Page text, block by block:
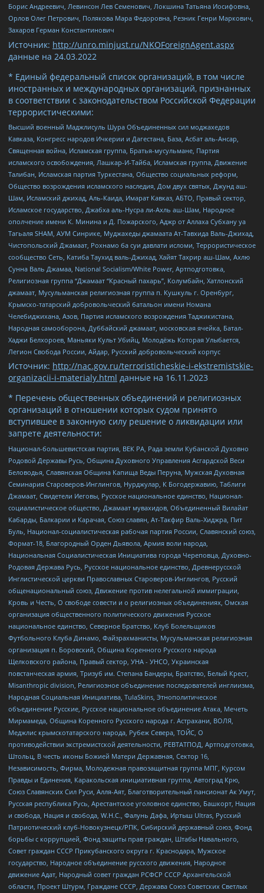
Борис Андреевич, Левинсон Лев Семенович, Локшина Татьяна Иосифовна,
Орлов Олег Петрович, Полякова Мара Федоровна, Резник Генри Маркович,
Захаров Герман Константинович
Источник: http://unro.minjust.ru/NKOForeignAgent.aspx
данные на 24.03.2022
* Единый федеральный список организаций, в том числе
иностранных и международных организаций, признанных
в соответствии с законодательством Российской Федерации
террористическими:
Высший военный Маджлисуль Шура Объединенных сил моджахедов
Кавказа, Конгресс народов Ичкерии и Дагестана, База, Асбат аль-Ансар,
Священная война, Исламская группа, Братья-мусульмане, Партия
исламского освобождения, Лашкар-И-Тайба, Исламская группа, Движение
Талибан, Исламская партия Туркестана, Общество социальных реформ,
Общество возрождения исламского наследия, Дом двух святых, Джунд аш-
Шам, Исламский джихад, Аль-Каида, Имарат Кавказ, АБТО, Правый сектор,
Исламское государство, Джабха аль-Нусра ли-Ахль аш-Шам, Народное
ополчение имени К. Минина и Д. Пожарского, Аджр от Аллаха Субхану уа
Тагьаля SHAM, АУМ Синрике, Муджахеды джамаата Ат-Тавхида Валь-Джихад,
Чистопольский Джамаат, Рохнамо ба суи давлати исломи, Террористическое
сообщество Сеть, Катиба Таухид валь-Джихад, Хайят Тахрир аш-Шам, Ахлю
Сунна Валь Джамаа, National Socialism/White Power, Артподготовка,
Религиозная группа “Джамаат “Красный пахарь”, Колумбайн, Хатлонский
джамаат, Мусульманская религиозная группа п. Кушкуль г. Оренбург,
Крымско-татарский добровольческий батальон имени Номана
Челебиджихана, Азов, Партия исламского возрождения Таджикистана,
Народная самооборона, Дуббайский джамаат, московская ячейка, Батал-
Хаджи Белхороев, Маньяки Культ Убийц, Молодёжь Которая Улыбается,
Легион Свобода России, Айдар, Русский добровольческий корпус
Источник: http://nac.gov.ru/terroristicheskie-i-ekstremistskie-
organizacii-i-materialy.html данные на 16.11.2023
* Перечень общественных объединений и религиозных
организаций в отношении которых судом принято
вступившее в законную силу решение о ликвидации или
запрете деятельности:
Национал-большевистская партия, ВЕК РА, Рада земли Кубанской Духовно
Родовой Державы Русь, Община Духовного Управления Асгардской Веси
Беловодья, Славянская Община Капища Веды Перуна, Мужская Духовная
Семинария Староверов-Инглингов, Нурджулар, К Богодержавию, Таблиги
Джамаат, Свидетели Иеговы, Русское национальное единство, Национал-
социалистическое общество, Джамаат мувахидов, Объединенный Вилайат
Кабарды, Балкарии и Карачая, Союз славян, Ат-Такфир Валь-Хиджра, Пит
Буль, Национал-социалистическая рабочая партия России, Славянский союз,
Формат-18, Благородный Орден Дьявола, Армия воли народа,
Национальная Социалистическая Инициатива города Череповца, Духовно-
Родовая Держава Русь, Русское национальное единство, Древнерусской
Инглистической церкви Православных Староверов-Инглингов, Русский
общенациональный союз, Движение против нелегальной иммиграции,
Кровь и Честь, О свободе совести и о религиозных объединениях, Омская
организация общественного политического движения Русское
национальное единство, Северное Братство, Клуб Болельщиков
Футбольного Клуба Динамо, Файзрахманисты, Мусульманская религиозная
организация п. Боровский, Община Коренного Русского народа
Щелковского района, Правый сектор, УНА - УНСО, Украинская
повстанческая армия, Тризуб им. Степана Бандеры, Братство, Белый Крест,
Misanthropic division, Религиозное объединение последователей инглиизма,
Народная Социальная Инициатива, TulaSkins, Этнополитическое
объединение Русские, Русское национальное объединение Атака, Мечеть
Мирмамеда, Община Коренного Русского народа г. Астрахани, ВОЛЯ,
Меджлис крымскотатарского народа, Рубеж Севера, ТОЙС, О
противодействии экстремистской деятельности, РЕВТАТПОД, Артподготовка,
Штольц, В честь иконы Божией Матери Державная, Сектор 16,
Независимость, Фирма, Молодежная правозащитная группа МПГ, Курсом
Правды и Единения, Каракольская инициативная группа, Автоград Крю,
Союз Славянских Сил Руси, Алля-Аят, Благотворительный пансионат Ак Умут,
Русская республика Русь, Арестантское уголовное единство, Башкорт, Нация
и свобода, Нация и свобода, W.H.С., Фалунь Дафа, Иртыш Ultras, Русский
Патриотический клуб-Новокузнецк/РПК, Сибирский державный союз, Фонд
борьбы с коррупцией, Фонд защиты прав граждан, Штабы Навального,
Совет граждан СССР Прикубанского округа г. Краснодара, Мужское
государство, Народное объединение русского движения, Народное
движение Адат, Народный совет граждан РСФСР СССР Архангельской
области, Проект Штурм, Граждане СССР, Держава Союз Советских Светлых